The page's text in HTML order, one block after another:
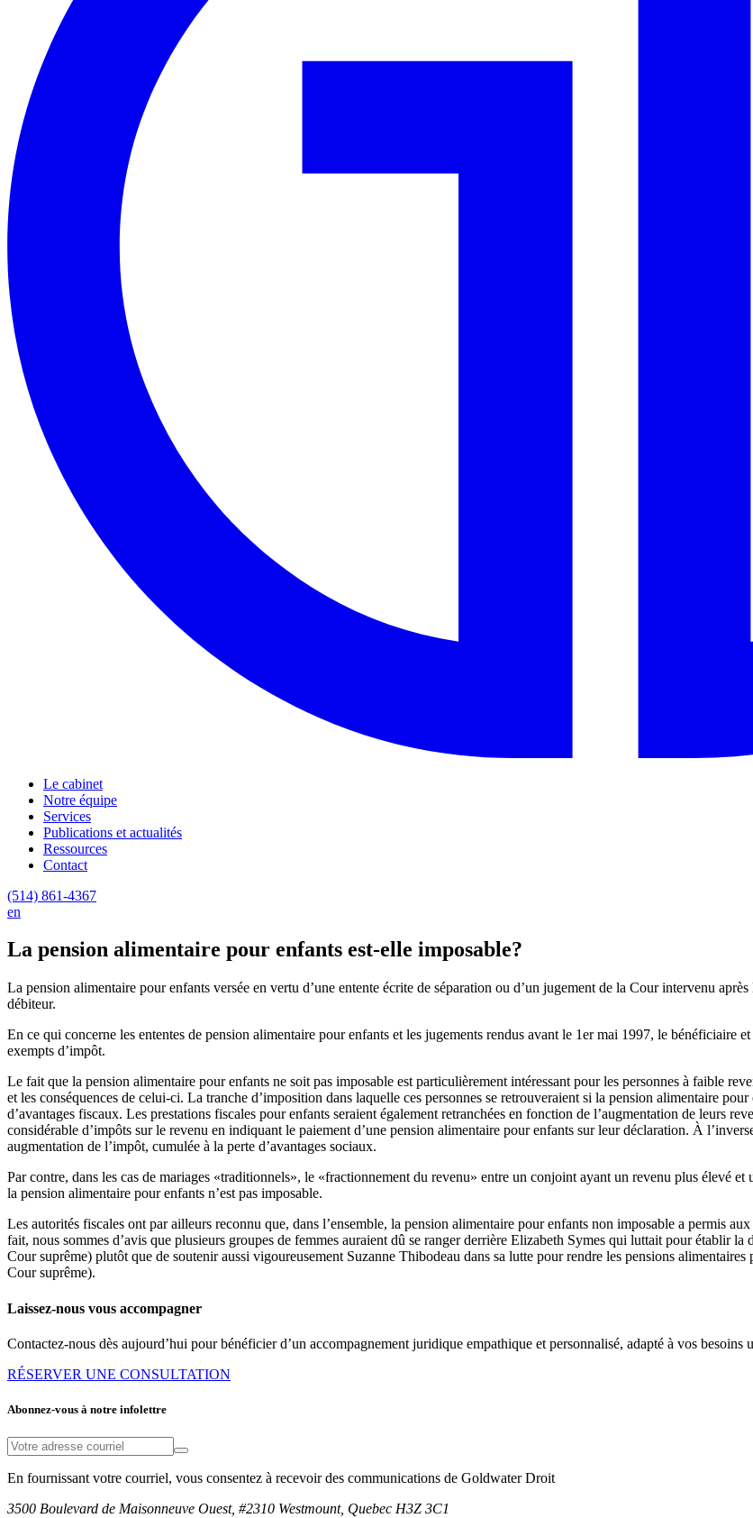
Le cabinet
Notre équipe
Services
Publications et actualités
Ressources
Contact
(514) 861-4367
en
La pension alimentaire pour enfants est-elle imposable?
La pension alimentaire pour enfants versée en vertu d’une entente écrite de séparation ou d’un jugement de la Cour intervenu
débiteur.
En ce qui concerne les ententes de pension alimentaire pour enfants et les jugements rendus avant le 1er mai 1997, le bénéficiaire
exempts d’impôt.
Le fait que la pension alimentaire pour enfants ne soit pas imposable est particulièrement intéressant pour les personnes à faible
et les conséquences de celui-ci. La tranche d’imposition dans laquelle ces personnes se retrouveraient si la pension alimentaire
d’avantages fiscaux. Les prestations fiscales pour enfants seraient également retranchées en fonction de l’augmentation de leurs
considérable d’impôts sur le revenu en indiquant le paiement d’une pension alimentaire pour enfants sur leur déclaration. À
augmentation de l’impôt, cumulée à la perte d’avantages sociaux.
Par contre, dans les cas de mariages «traditionnels», le «fractionnement du revenu» entre un conjoint ayant un revenu plus élevé
la pension alimentaire pour enfants n’est pas imposable.
Les autorités fiscales ont par ailleurs reconnu que, dans l’ensemble, la pension alimentaire pour enfants non imposable a permis
fait, nous sommes d’avis que plusieurs groupes de femmes auraient dû se ranger derrière Elizabeth Symes qui luttait pour établir
Cour suprême) plutôt que de soutenir aussi vigoureusement Suzanne Thibodeau dans sa lutte pour rendre les pensions
Cour suprême).
Laissez-nous vous accompagner
Contactez-nous dès aujourd’hui pour bénéficier d’un accompagnement juridique empathique et personnalisé, adapté à vos besoins
RÉSERVER UNE CONSULTATION
Abonnez-vous à notre infolettre
En fournissant votre courriel, vous consentez à recevoir des communications de Goldwater Droit
3500 Boulevard de Maisonneuve Ouest, #2310 Westmount, Quebec H3Z 3C1